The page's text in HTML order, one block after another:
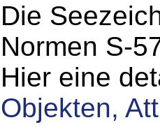
Die
Normen S-
Hier eine
Objekten,